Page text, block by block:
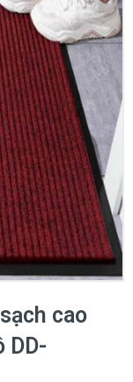
cao
DD-